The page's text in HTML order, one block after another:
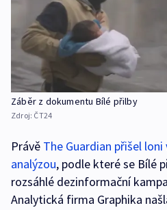
Záběr z dokumentu Bílé přilby
Zdroj: ČT24
Právě The Guardian přišel
analýzou, podle které se Bílé
rozsáhlé dezinformační
Analytická firma Graphika